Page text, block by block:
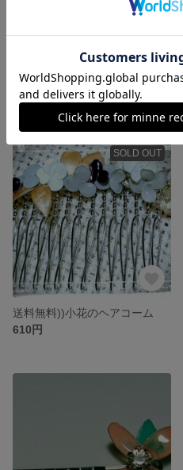
夜空のチャーム
400円
SOLD OUT
送料無料))小花のヘアコーム
610円